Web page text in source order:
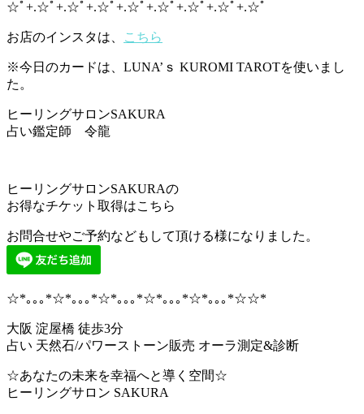
☆ﾟ+.☆ﾟ+.☆ﾟ+.☆ﾟ+.☆ﾟ+.☆ﾟ+.☆ﾟ+.☆ﾟ+.☆ﾟ
お店のインスタは、 こちら
※今日のカードは、LUNA’ｓ KUROMI TAROTを使いまし
た。
ヒーリングサロンSAKURA
占い鑑定師 令龍
ヒーリングサロンSAKURAの
お得なチケット取得はこちら
お問合せやご予約などもして頂ける様になりました。
☆*｡｡｡*☆*｡｡｡*☆*｡｡｡*☆*｡｡｡*☆*｡｡｡*☆☆*
大阪 淀屋橋 徒歩3分
占い 天然石/パワーストーン販売 オーラ測定&診断
☆あなたの未来を幸福へと導く空間☆
ヒーリングサロン SAKURA